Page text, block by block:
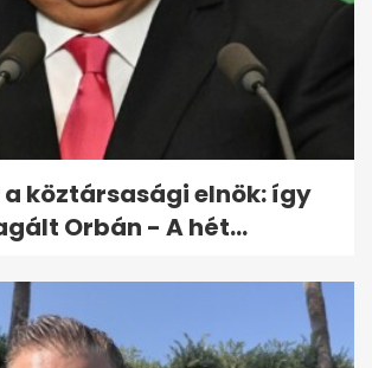
második világháborús
ami ma is működik:
köztársasági elnök: így
Orbán - A hét...